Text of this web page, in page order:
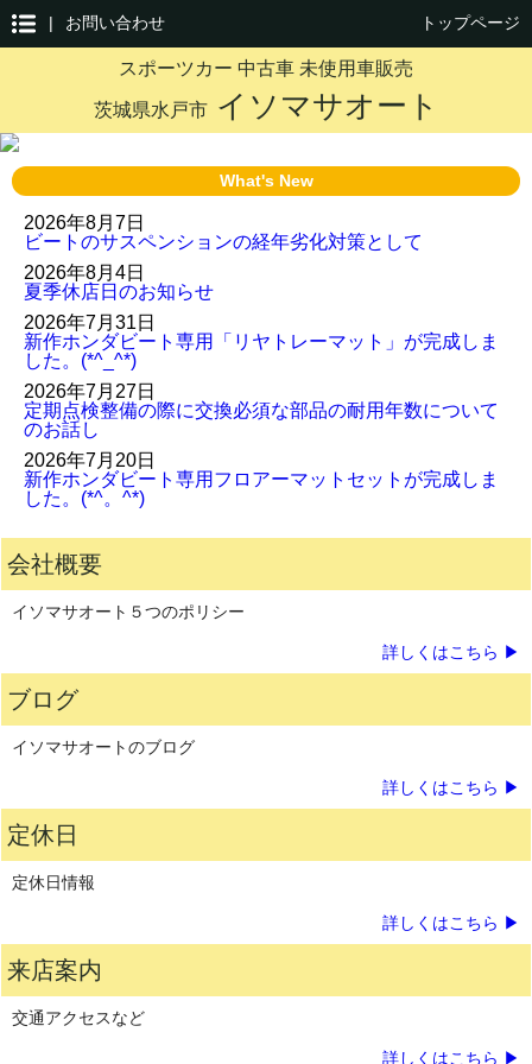
| お問い合わせ トップページ
スポーツカー 中古車 未使用車販売
茨城県水戸市イソマサオート
What's New
2026年8月7日
ビートのサスペンションの経年劣化対策として
2026年8月4日
夏季休店日のお知らせ
2026年7月31日
新作ホンダビート専用「リヤトレーマット」が完成しま
した。(*^_^*)
2026年7月27日
定期点検整備の際に交換必須な部品の耐用年数について
のお話し
2026年7月20日
新作ホンダビート専用フロアーマットセットが完成しま
した。(*^。^*)
会社概要
イソマサオート５つのポリシー
詳しくはこちら ▶
ブログ
イソマサオートのブログ
詳しくはこちら ▶
定休日
定休日情報
詳しくはこちら ▶
来店案内
交通アクセスなど
詳しくはこちら ▶